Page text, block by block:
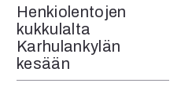
Henkiolentojen
kukkulalta
Karhulankylän
kesään